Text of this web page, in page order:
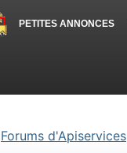
PETITES ANNONCES
Forums d'Apiservices